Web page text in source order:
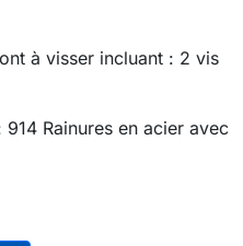
à visser incluant : 2 vis
Rainures en acier avec